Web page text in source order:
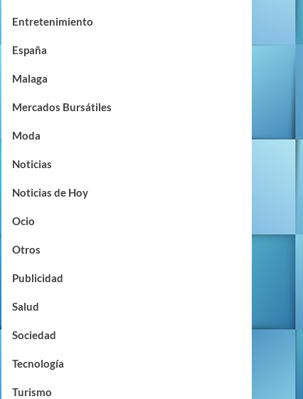
Entretenimiento
España
Malaga
Mercados Bursátiles
Moda
Noticias
Noticias de Hoy
Ocio
Otros
Publicidad
Salud
Sociedad
Tecnología
Turismo